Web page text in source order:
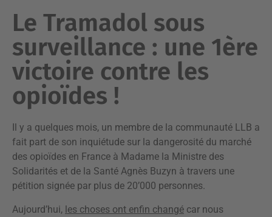
Le Tramadol sous
surveillance : une 1ère
victoire contre les
opioïdes !
Il y a quelques mois, un membre de la communauté LLB a
fait part de son inquiétude sur la dangerosité du marché
des opioïdes en France à Madame la Ministre des
Solidarités et de la Santé Agnès Buzyn à travers une
pétition signée par plus de 20’000 personnes.
Aujourd’hui, les choses ont enfin changé car nous